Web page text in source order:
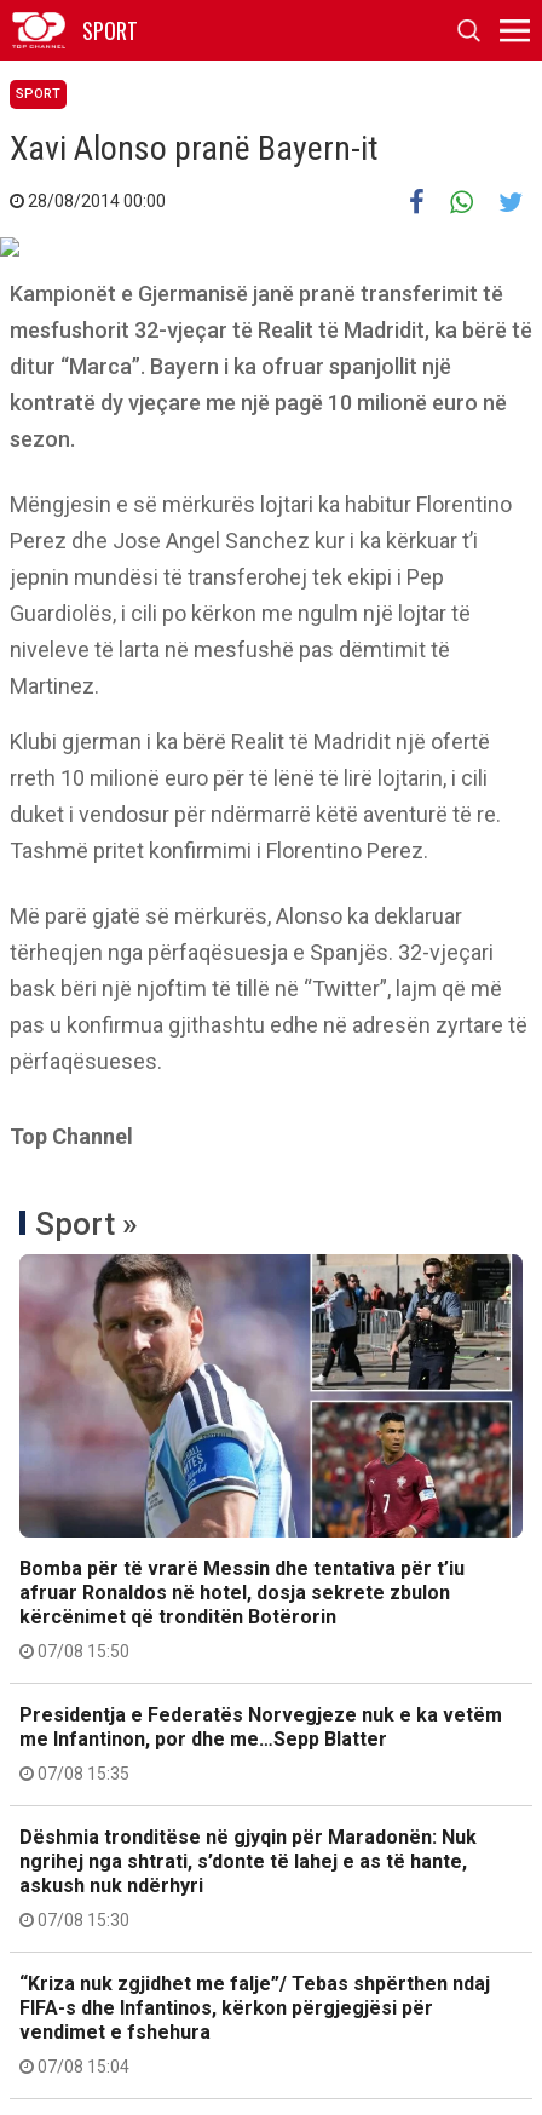
SPORT
SPORT
Xavi Alonso pranë Bayern-it
28/08/2014 00:00
Kampionët e Gjermanisë janë pranë transferimit të
mesfushorit 32-vjeçar të Realit të Madridit, ka bërë të
ditur “Marca”. Bayern i ka ofruar spanjollit një
kontratë dy vjeçare me një pagë 10 milionë euro në
sezon.
Mëngjesin e së mërkurës lojtari ka habitur Florentino
Perez dhe Jose Angel Sanchez kur i ka kërkuar t’i
jepnin mundësi të transferohej tek ekipi i Pep
Guardiolës, i cili po kërkon me ngulm një lojtar të
niveleve të larta në mesfushë pas dëmtimit të
Martinez.
Klubi gjerman i ka bërë Realit të Madridit një ofertë
rreth 10 milionë euro për të lënë të lirë lojtarin, i cili
duket i vendosur për ndërmarrë këtë aventurë të re.
Tashmë pritet konfirmimi i Florentino Perez.
Më parë gjatë së mërkurës, Alonso ka deklaruar
tërheqjen nga përfaqësuesja e Spanjës. 32-vjeçari
bask bëri një njoftim të tillë në “Twitter”, lajm që më
pas u konfirmua gjithashtu edhe në adresën zyrtare të
përfaqësueses.
Top Channel
Sport »
Bomba për të vrarë Messin dhe tentativa për t’iu
afruar Ronaldos në hotel, dosja sekrete zbulon
kërcënimet që tronditën Botërorin
07/08 15:50
Presidentja e Federatës Norvegjeze nuk e ka vetëm
me Infantinon, por dhe me…Sepp Blatter
07/08 15:35
Dëshmia tronditëse në gjyqin për Maradonën: Nuk
ngrihej nga shtrati, s’donte të lahej e as të hante,
askush nuk ndërhyri
07/08 15:30
“Kriza nuk zgjidhet me falje”/ Tebas shpërthen ndaj
FIFA-s dhe Infantinos, kërkon përgjegjësi për
vendimet e fshehura
07/08 15:04